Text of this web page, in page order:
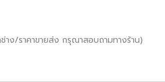
าง/ราคาขายส่ง กรุณาสอบถามทางร้าน)